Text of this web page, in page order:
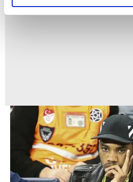
elimizden gelen çabayı
reklamların maliyetlerimizi
Sitemizde kendimize ve üçüncü
kullanılmaktadır. Bu çerezler
verileriniz işlenmekte olup gerekli
toplumu hizmetlerinin sunulması
kullanılmaktadır. Diğer çerezler,
kılınması ve kişiselleştirilmesi ve